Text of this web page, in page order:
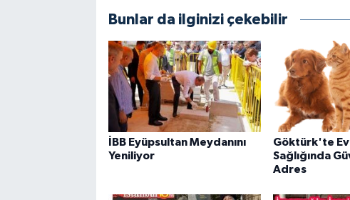
Bunlar da ilginizi çekebilir
İBB Eyüpsultan Meydanını
Yeniliyor
Göktürk'te
Sağlığında
Adres